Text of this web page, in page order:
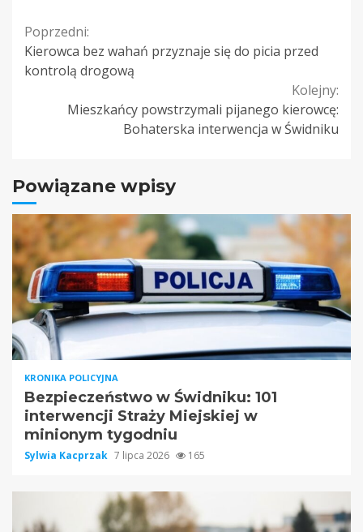
Continue
Reading
Poprzedni:
Kierowca bez wahań przyznaje się do picia przed
kontrolą drogową
Kolejny:
Mieszkańcy powstrzymali pijanego kierowcę:
Bohaterska interwencja w Świdniku
Powiązane wpisy
KRONIKA POLICYJNA
Bezpieczeństwo w Świdniku: 101
interwencji Straży Miejskiej w
minionym tygodniu
Sylwia Kacprzak 7 lipca 2026 165